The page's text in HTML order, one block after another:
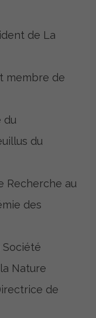
de La
membre de
du
du
Recherche au
des
Société
Nature
de